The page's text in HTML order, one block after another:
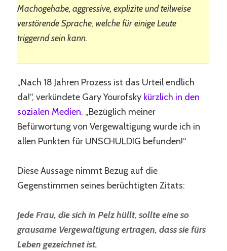
Machogehabe, aggressive, explizite und teilweise
verstörende Sprache, welche für einige Leute
triggernd sein kann.
„Nach 18 Jahren Prozess ist das Urteil endlich
da!“, verkündete Gary Yourofsky kürzlich in den
sozialen Medien. „Bezüglich meiner
Befürwortung von Vergewaltigung wurde ich in
allen Punkten für UNSCHULDIG befunden!“
Diese Aussage nimmt Bezug auf die
Gegenstimmen seines berüchtigten Zitats:
Jede Frau, die sich in Pelz hüllt, sollte eine so
grausame Vergewaltigung ertragen, dass sie fürs
Leben gezeichnet ist.